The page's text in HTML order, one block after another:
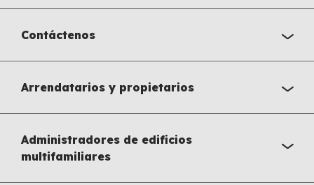
Contáctenos
Arrendatarios y propietarios
Administradores de edificios
multifamiliares